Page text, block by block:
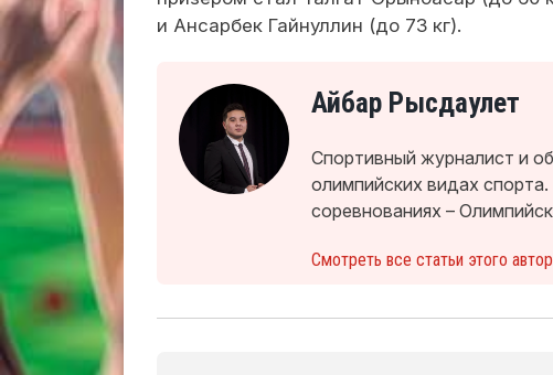
и Ансарбек Гайнуллин (до 73 кг).
Айбар Рысдаулет
Спортивный журналист и
олимпийских видах
соревнованиях –
Смотреть все статьи этого